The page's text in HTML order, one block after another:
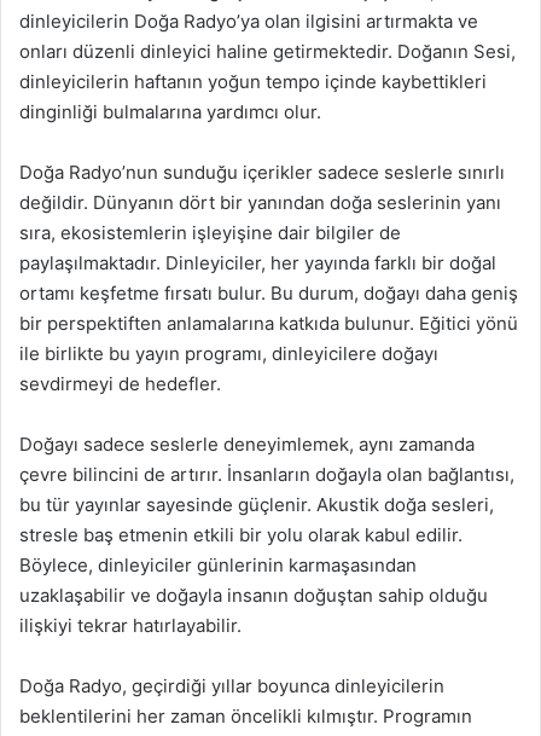
dinleyicilerin Doğa Radyo’ya olan ilgisini artırmakta ve
onları düzenli dinleyici haline getirmektedir. Doğanın Sesi,
dinleyicilerin haftanın yoğun tempo içinde kaybettikleri
dinginliği bulmalarına yardımcı olur.
Doğa Radyo’nun sunduğu içerikler sadece seslerle sınırlı
değildir. Dünyanın dört bir yanından doğa seslerinin yanı
sıra, ekosistemlerin işleyişine dair bilgiler de
paylaşılmaktadır. Dinleyiciler, her yayında farklı bir doğal
ortamı keşfetme fırsatı bulur. Bu durum, doğayı daha geniş
bir perspektiften anlamalarına katkıda bulunur. Eğitici yönü
ile birlikte bu yayın programı, dinleyicilere doğayı
sevdirmeyi de hedefler.
Doğayı sadece seslerle deneyimlemek, aynı zamanda
çevre bilincini de artırır. İnsanların doğayla olan bağlantısı,
bu tür yayınlar sayesinde güçlenir. Akustik doğa sesleri,
stresle baş etmenin etkili bir yolu olarak kabul edilir.
Böylece, dinleyiciler günlerinin karmaşasından
uzaklaşabilir ve doğayla insanın doğuştan sahip olduğu
ilişkiyi tekrar hatırlayabilir.
Doğa Radyo, geçirdiği yıllar boyunca dinleyicilerin
beklentilerini her zaman öncelikli kılmıştır. Programın